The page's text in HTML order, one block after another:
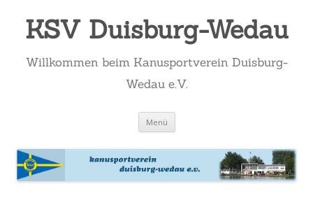
KSV Duisburg-Wedau
Willkommen beim Kanusportverein Duisburg-
Wedau e.V.
Menü Zum
springen